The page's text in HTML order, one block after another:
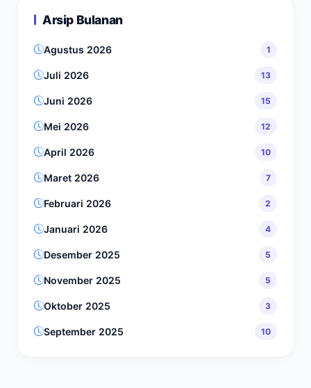
Arsip Bulanan
Agustus 2026 1
Juli 2026 13
Juni 2026 15
Mei 2026 12
April 2026 10
Maret 2026 7
Februari 2026 2
Januari 2026 4
Desember 2025 5
November 2025 5
Oktober 2025 3
September 2025 10